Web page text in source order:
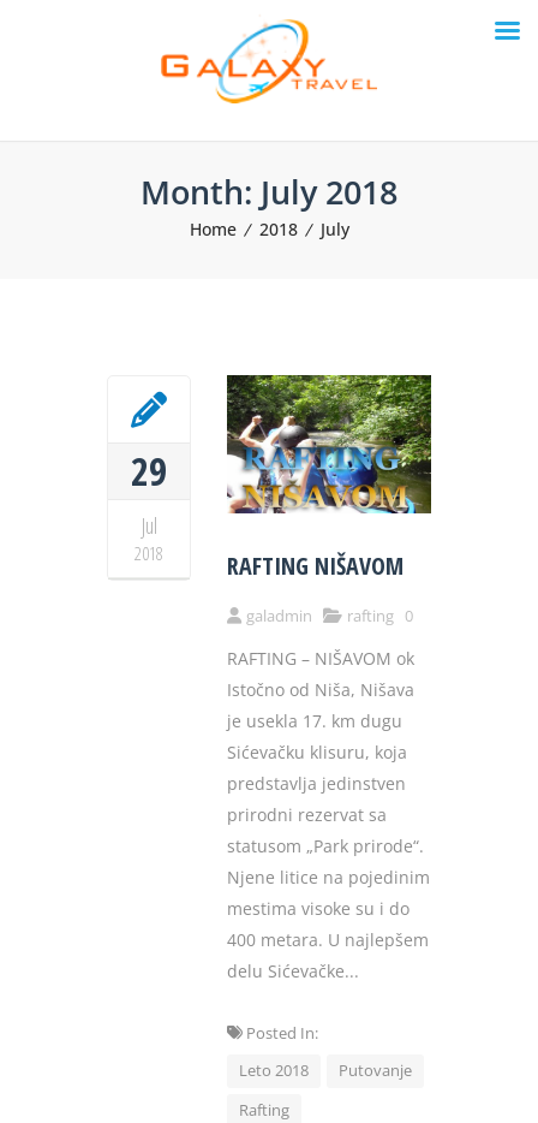
Month: July 2018
Home 2018 July
29
Jul
2018 RAFTING NIŠAVOM
galadmin rafting 0
RAFTING – NIŠAVOM ok
Istočno od Niša, Nišava
je usekla 17. km dugu
Sićevačku klisuru, koja
predstavlja jedinstven
prirodni rezervat sa
statusom „Park prirode“.
Njene litice na pojedinim
mestima visoke su i do
400 metara. U najlepšem
delu Sićevačke...
Posted In:
Leto 2018
Putovanje
Rafting